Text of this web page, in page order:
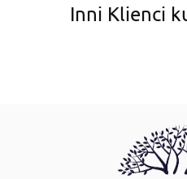
Inni Klienci